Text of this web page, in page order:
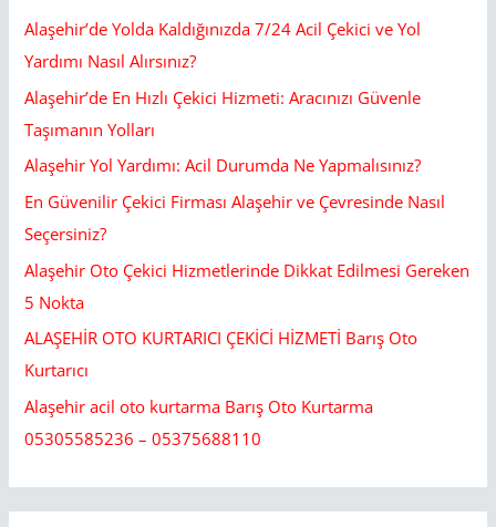
Alaşehir’de Yolda Kaldığınızda 7/24 Acil Çekici ve Yol
Yardımı Nasıl Alırsınız?
Alaşehir’de En Hızlı Çekici Hizmeti: Aracınızı Güvenle
Taşımanın Yolları
Alaşehir Yol Yardımı: Acil Durumda Ne Yapmalısınız?
En Güvenilir Çekici Firması Alaşehir ve Çevresinde Nasıl
Seçersiniz?
Alaşehir Oto Çekici Hizmetlerinde Dikkat Edilmesi Gereken
5 Nokta
ALAŞEHİR OTO KURTARICI ÇEKİCİ HİZMETİ Barış Oto
Kurtarıcı
Alaşehir acil oto kurtarma Barış Oto Kurtarma
05305585236 – 05375688110